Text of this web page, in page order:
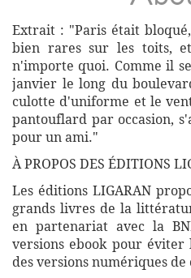
Extrait : "Paris était
bien rares sur les toits,
n'importe quoi. Comme il
janvier le long du
culotte d'uniforme et le
pantouflard par occasion,
pour un ami."
À PROPOS DES ÉDITIONS
Les éditions LIGARAN
grands livres de la
en partenariat avec la
versions ebook pour
des versions numériques de